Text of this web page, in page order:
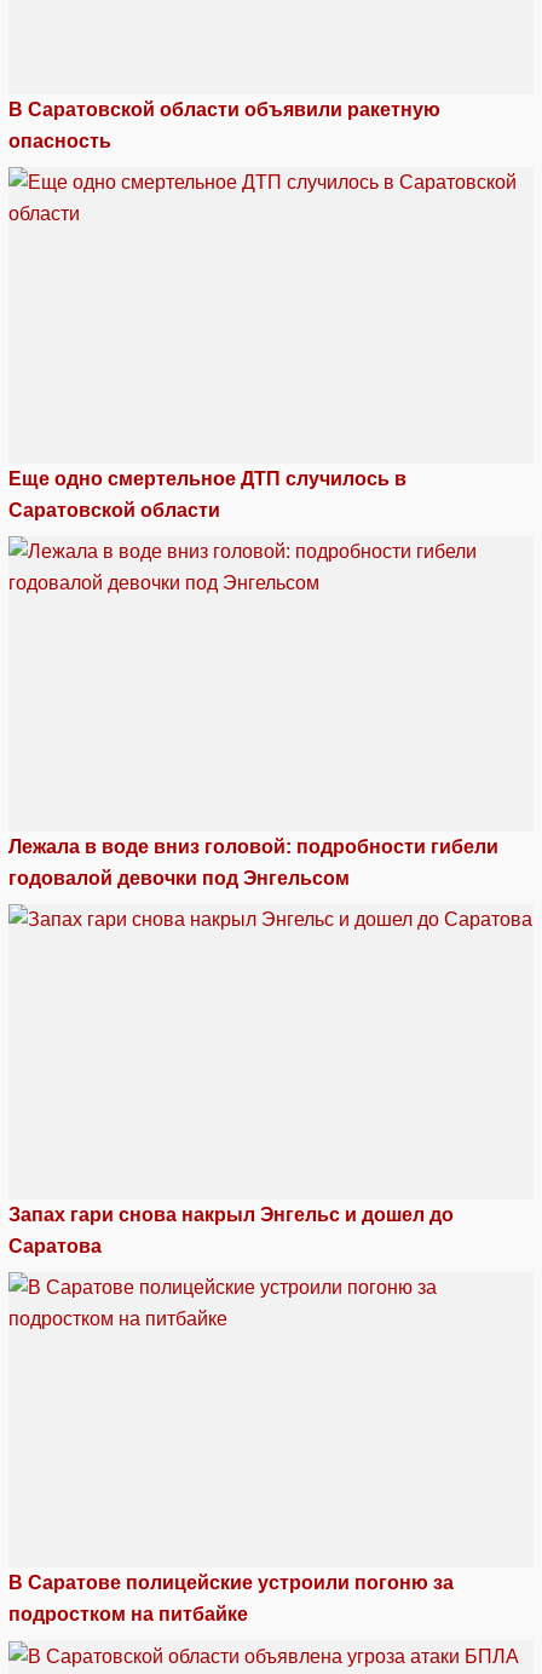
В Саратовской области объявили ракетную
опасность
Еще одно смертельное ДТП случилось в
Саратовской области
Лежала в воде вниз головой: подробности гибели
годовалой девочки под Энгельсом
Запах гари снова накрыл Энгельс и дошел до
Саратова
В Саратове полицейские устроили погоню за
подростком на питбайке